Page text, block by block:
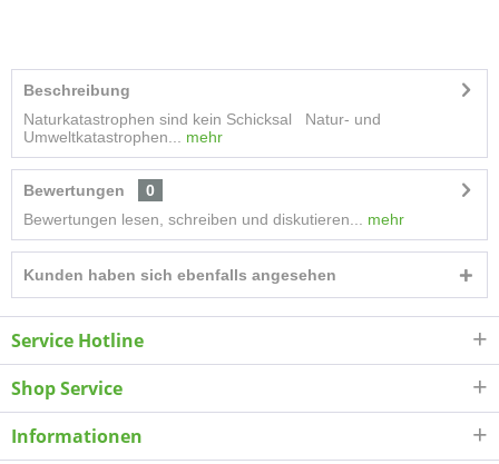
Beschreibung
Naturkatastrophen sind kein Schicksal Natur- und
Umweltkatastrophen...
mehr
Bewertungen
0
Bewertungen lesen, schreiben und diskutieren...
mehr
Kunden haben sich ebenfalls angesehen
Service Hotline
Shop Service
Informationen